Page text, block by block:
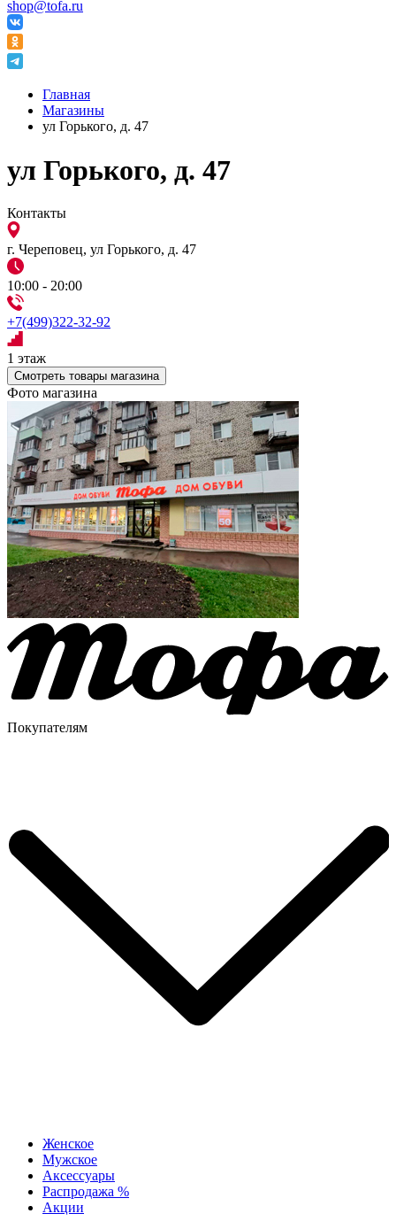
shop@tofa.ru
Главная
Магазины
ул Горького, д. 47
ул Горького, д. 47
Контакты
г. Череповец, ул Горького, д. 47
10:00 - 20:00
+7(499)322-32-92
1 этаж
Смотреть товары магазина
Фото магазина
Покупателям
Женское
Мужское
Аксессуары
Распродажа %
Акции